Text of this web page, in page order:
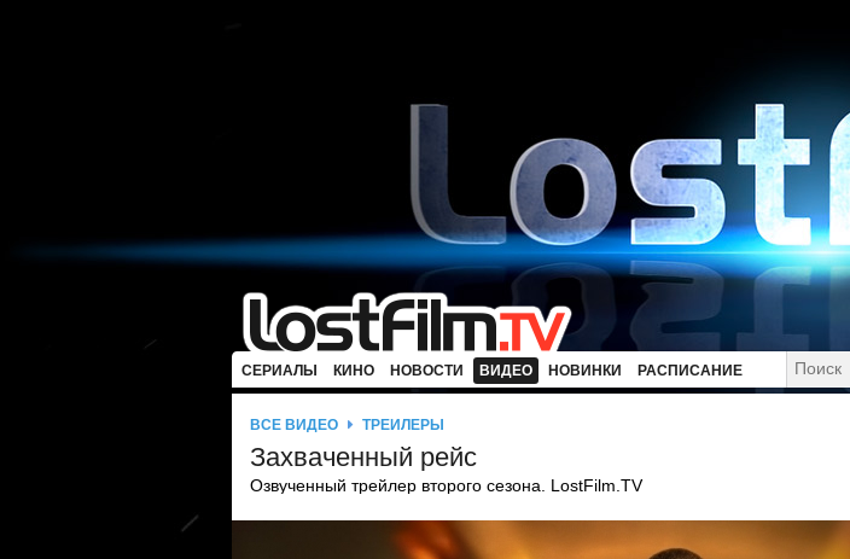
СЕРИАЛЫ КИНО НОВОСТИ ВИДЕО НОВИНКИ РАСПИСАНИЕ
ВСЕ ВИДЕО ТРЕЙЛЕРЫ
Захваченный рейс
Озвученный трейлер второго сезона. LostFilm.TV